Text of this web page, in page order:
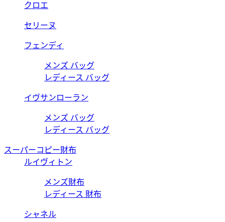
クロエ
セリーヌ
フェンディ
メンズ バッグ
レディース バッグ
イヴサンローラン
メンズ バッグ
レディース バッグ
スーパーコピー財布
ルイヴィトン
メンズ財布
レディース 財布
シャネル